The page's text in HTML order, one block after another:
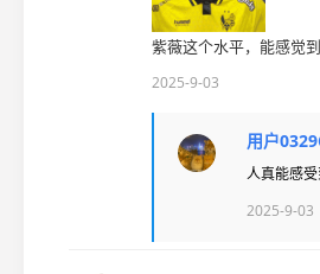
紫薇这个水平，能感觉
2025-9-03
用户
人真能感
2025-9-03